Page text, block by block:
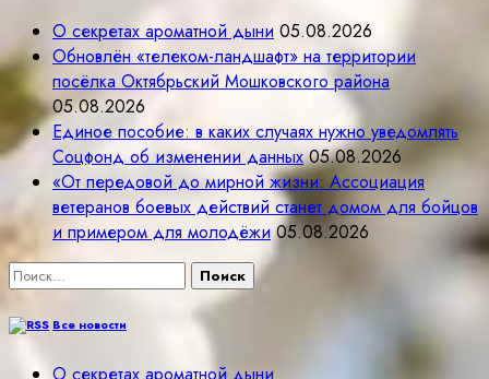
О секретах ароматной дыни 05.08.2026
Обновлён «телеком-ландшафт» на территории
посёлка Октябрьский Мошковского района
05.08.2026
Единое пособие: в каких случаях нужно уведомлять
Соцфонд об изменении данных 05.08.2026
«От передовой до мирной жизни: Ассоциация
ветеранов боевых действий станет домом для бойцов
и примером для молодёжи 05.08.2026
Найти:
Все новости